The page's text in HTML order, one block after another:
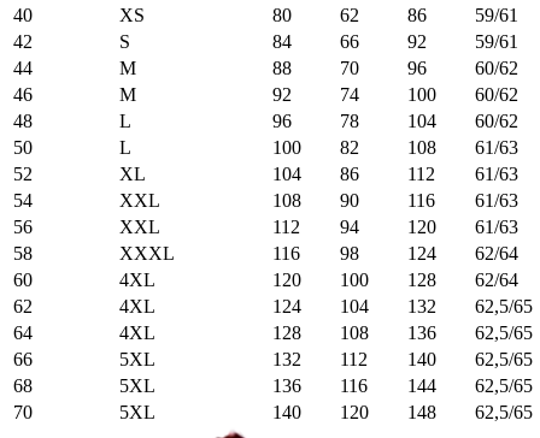
40
XS 80 62 86
59/61
42
S 84 66 92
59/61
44
M 88 70 96
60/62
46
M 92 74 100
60/62
48
L 96 78 104
60/62
50
L 100 82 108
61/63
52
XL 104 86 112
61/63
54
XXL 108 90 116
61/63
56
XXL 112 94 120
61/63
58
XXXL 116 98 124
62/64
60
4XL 120 100 128
62/64
62
4XL 124 104 132
62,5/65
64
4XL 128 108 136
62,5/65
66
5XL 132 112 140
62,5/65
68
5XL 136 116 144
62,5/65
70
5XL 140 120 148 62,5/65